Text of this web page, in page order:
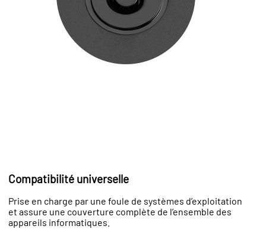
Compatibilité universelle
Prise en charge par une foule de systèmes d’exploitation
et assure une couverture complète de l’ensemble des
appareils informatiques.